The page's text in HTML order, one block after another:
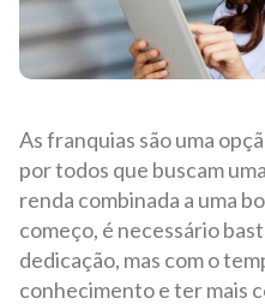
As franquias são uma
por todos que buscam
renda combinada a uma
começo, é necessário
dedicação, mas com o
conhecimento e ter mais